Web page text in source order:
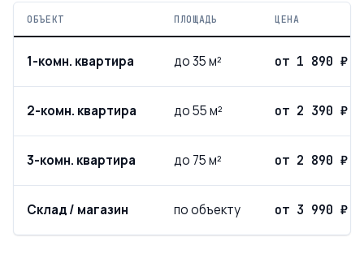
ОБЪЕКТ ПЛОЩАДЬ ЦЕНА
1-комн. квартира до 35 м² от 1 890 ₽
2-комн. квартира до 55 м² от 2 390 ₽
3-комн. квартира до 75 м² от 2 890 ₽
Склад / магазин по объекту от 3 990 ₽